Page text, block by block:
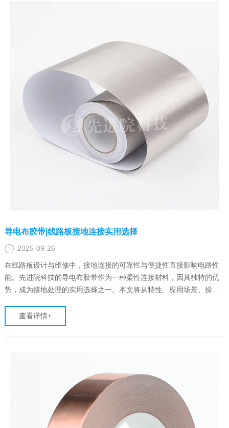
导电布胶带|线路板接地连接实用选择
2025-09-26
在线路板设计与维修中，接地连接的可靠性与便捷性直接影响电路性
能。先进院科技的导电布胶带作为一种柔性连接材料，因其独特的优
势，成为接地处理的实用选择之一。本文将从特性、应用场景、操作
查看详情+